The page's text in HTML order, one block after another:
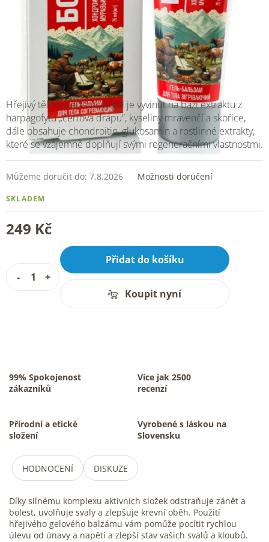
249 Kč
SKLADEM
Můžeme doručit do: 7.8.2026 Možnosti doručení
Přidat do košíku
Koupit nyní
Hřejivý tělový balzámový gel je vyvinut na bázi extraktu z
harpagofytu „čertova drápu“, kyseliny mravenčí a skořice,
dále obsahuje chondroitin, glukosamin a rostlinné extrakty,
které se vzájemně doplňují svými regeneračními vlastnostmi.
99% Spokojenost
zákazníků
Více jak 2500
recenzí
Přírodní a etické
složení
Vyrobené s láskou na
Slovensku
HODNOCENÍ DISKUZE
Díky silnému komplexu aktivních složek odstraňuje zánět a
bolest, uvolňuje svaly a zlepšuje krevní oběh. Použití
hřejivého gelového balzámu vám pomůže pocítit rychlou
úlevu od únavy a napětí a zlepší stav vašich svalů a kloubů.